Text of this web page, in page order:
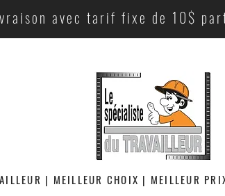
avec tarif fixe de 10$
| MEILLEUR CHOIX | MEILLEUR